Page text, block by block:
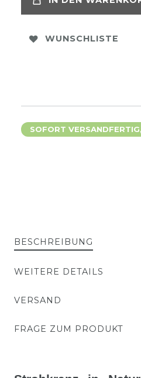
WUNSCHLISTE
SOFORT
BESCHREIBUNG
WEITERE DETAILS
VERSAND
FRAGE ZUM PRODUKT